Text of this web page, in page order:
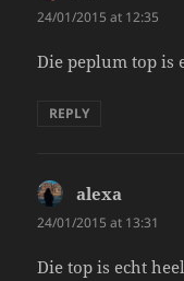
24/01/2015 at 12:35
Die peplum top is
REPLY
alexa
24/01/2015 at 13:31
Die top is echt